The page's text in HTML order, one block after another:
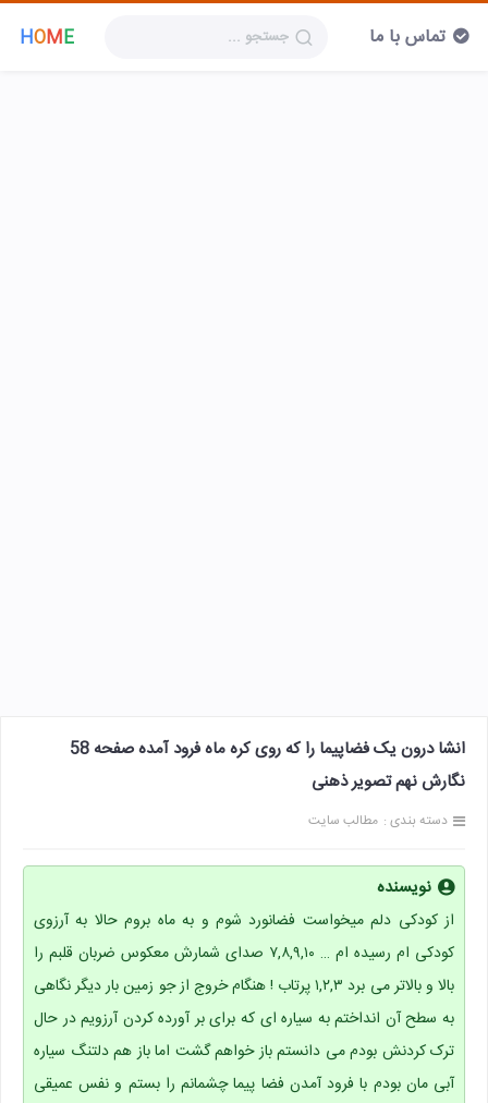
HOME تماس با ما
انشا درون یک فضاپیما را که روی کره ماه فرود آمده صفحه 58
نگارش نهم تصویر ذهنی
دسته بندی : مطالب سایت
نویسنده
از کودکی دلم میخواست فضانورد شوم و به ماه بروم حالا به آرزوی
کودکی ام رسیده ام … ۷,۸,۹,۱۰ صدای شمارش معکوس ضربان قلبم را
بالا و بالاتر می برد ۱,۲,۳ پرتاب ! هنگام خروج از جو زمین بار دیگر نگاهی
به سطح آن انداختم به سیاره ای که برای بر آورده کردن آرزویم در حال
ترک کردنش بودم می دانستم باز خواهم گشت اما باز هم دلتنگ سیاره
آبی مان بودم با فرود آمدن فضا پیما چشمانم را بستم و نفس عمیقی